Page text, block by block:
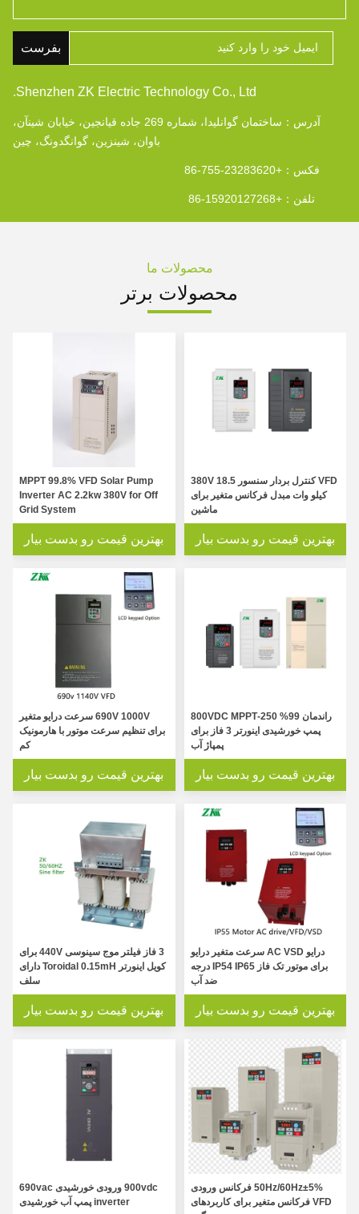
بفرست
Shenzhen ZK Electric Technology Co., Ltd.
آدرس：
ساختمان گوانلیدا، شماره 269 جاده قیانجین، خیابان شینآن،
باوان، شینزین، گوانگدونگ، چین
فکس： +86-755-23283620
تلفن： +86-15920127268
محصولات ما
محصولات برتر
MPPT 99.8% VFD Solar Pump
Inverter AC 2.2kw 380V for Off
Grid System
بهترین قیمت رو بدست بیار
VFD کنترل بردار سنسور 380V 18.5
کیلو وات مبدل فرکانس متغیر برای
ماشین
بهترین قیمت رو بدست بیار
690V 1000V سرعت درایو متغیر
برای تنظیم سرعت موتور با هارمونیک
کم
بهترین قیمت رو بدست بیار
راندمان 99% 250-800VDC MPPT
پمپ خورشیدی اینورتر 3 فاز برای
پمپاژ آب
بهترین قیمت رو بدست بیار
3 فاز فیلتر موج سینوسی 440V برای
کویل اینورتر Toroidal 0.15mH دارای
سلف
بهترین قیمت رو بدست بیار
درایو AC VSD سرعت متغیر درایو
برای موتور تک فاز IP54 IP65 درجه
ضد آب
بهترین قیمت رو بدست بیار
900vdc ورودی خورشیدی 690vac
inverter پمپ آب خورشیدی
50Hz/60Hz±5% فرکانس ورودی
VFD فرکانس متغیر برای کاربردهای